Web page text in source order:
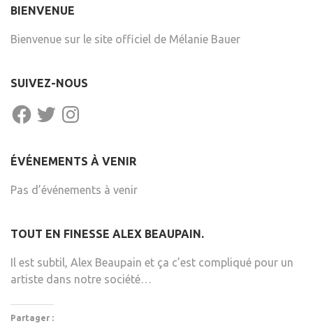
BIENVENUE
Bienvenue sur le site officiel de Mélanie Bauer
SUIVEZ-NOUS
FACEBOOKTWITTERINSTAGRAM
ÉVÉNEMENTS À VENIR
Pas d’événements à venir
TOUT EN FINESSE ALEX BEAUPAIN.
Il est subtil, Alex Beaupain et ça c’est compliqué pour un
artiste dans notre société…
Partager :